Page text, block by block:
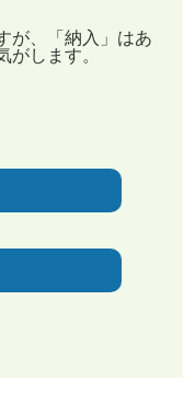
が、「納入」はあ
します。